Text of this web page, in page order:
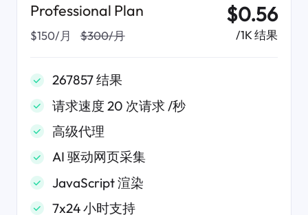
Professional Plan
$150/月 $300/月
$0.56
/1K 结果
267857 结果
请求速度 20 次请求 /秒
高级代理
AI 驱动网页采集
JavaScript 渲染
7x24 小时支持